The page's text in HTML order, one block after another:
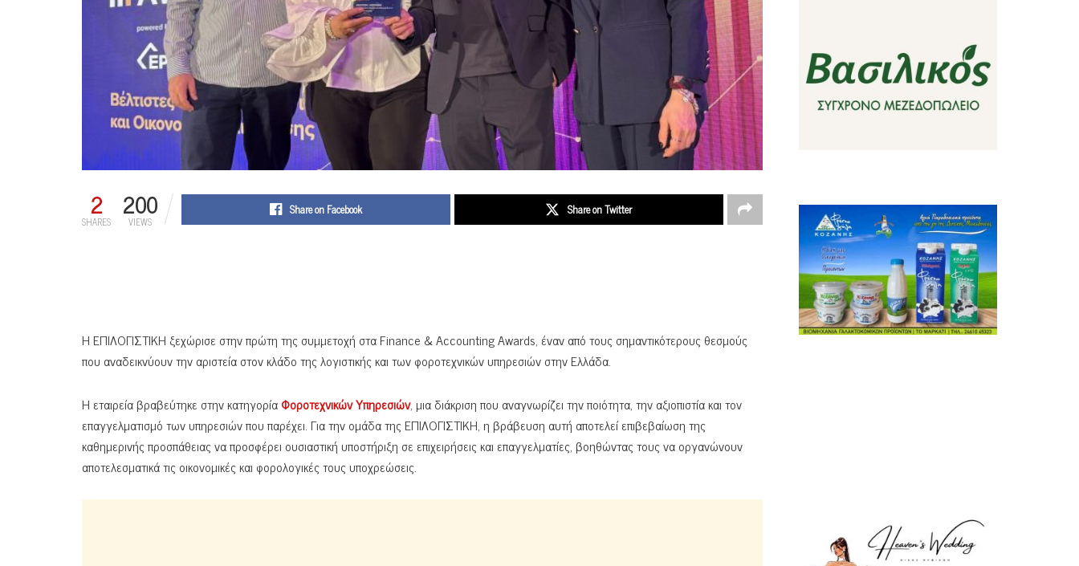
2
SHARES 200
VIEWS
Share on Facebook Share on Twitter
Η ΕΠΙΛΟΓΙΣΤΙΚΗ ξεχώρισε στην πρώτη της συμμετοχή στα Finance & Accounting Awards, έναν από τους σημαντικότερους θεσμούς
που αναδεικνύουν την αριστεία στον κλάδο της λογιστικής και των φοροτεχνικών υπηρεσιών στην Ελλάδα.
Η εταιρεία βραβεύτηκε στην κατηγορίαΦοροτεχνικών Υπηρεσιών, μια διάκριση που αναγνωρίζει την ποιότητα, την αξιοπιστία και τον
επαγγελματισμό των υπηρεσιών που παρέχει. Για την ομάδα της ΕΠΙΛΟΓΙΣΤΙΚΗ, η βράβευση αυτή αποτελεί επιβεβαίωση της
καθημερινής προσπάθειας να προσφέρει ουσιαστική υποστήριξη σε επιχειρήσεις και επαγγελματίες, βοηθώντας τους να οργανώνουν
αποτελεσματικά τις οικονομικές και φορολογικές τους υποχρεώσεις.